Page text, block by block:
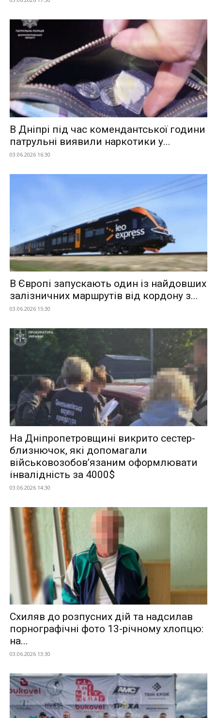
В Дніпрі під час комендантської години
патрульні виявили наркотики у...
03.06.2026 16:30
В Європі запускають один із найдовших
залізничних маршрутів від кордону з...
03.06.2026 15:30
На Дніпропетровщині викрито сестер-
близнючок, які допомагали
військовозобовʼязаним оформлювати
інвалідність за 4000$
03.06.2026 14:30
Схиляв до розпусних дій та надсилав
порнографічні фото 13-річному хлопцю:
на...
03.06.2026 13:30